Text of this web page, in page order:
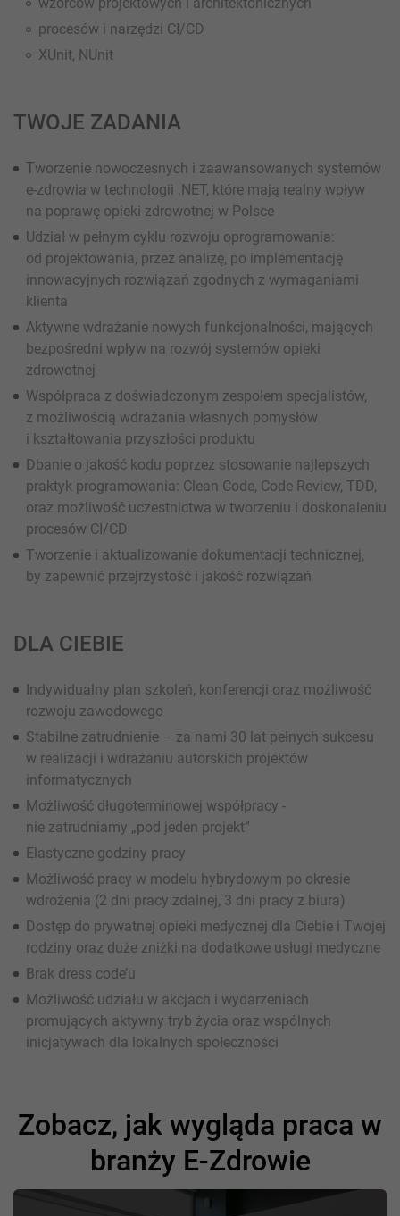
procesów i narzędzi CI/CD
XUnit, NUnit
TWOJE ZADANIA
Tworzenie nowoczesnych i zaawansowanych systemów
e-zdrowia w technologii .NET, które mają realny wpływ
na poprawę opieki zdrowotnej w Polsce
Udział w pełnym cyklu rozwoju oprogramowania:
od projektowania, przez analizę, po implementację
innowacyjnych rozwiązań zgodnych z wymaganiami
klienta
Aktywne wdrażanie nowych funkcjonalności, mających
bezpośredni wpływ na rozwój systemów opieki
zdrowotnej
Współpraca z doświadczonym zespołem specjalistów,
z możliwością wdrażania własnych pomysłów
i kształtowania przyszłości produktu
Dbanie o jakość kodu poprzez stosowanie najlepszych
praktyk programowania: Clean Code, Code Review, TDD,
oraz możliwość uczestnictwa w tworzeniu i doskonaleniu
procesów CI/CD
Tworzenie i aktualizowanie dokumentacji technicznej,
by zapewnić przejrzystość i jakość rozwiązań
DLA CIEBIE
Indywidualny plan szkoleń, konferencji oraz możliwość
rozwoju zawodowego
Stabilne zatrudnienie – za nami 30 lat pełnych sukcesu
w realizacji i wdrażaniu autorskich projektów
informatycznych
Możliwość długoterminowej współpracy -
nie zatrudniamy „pod jeden projekt”
Elastyczne godziny pracy
Możliwość pracy w modelu hybrydowym po okresie
wdrożenia (2 dni pracy zdalnej, 3 dni pracy z biura)
Dostęp do prywatnej opieki medycznej dla Ciebie i Twojej
rodziny oraz duże zniżki na dodatkowe usługi medyczne
Brak dress code’u
Możliwość udziału w akcjach i wydarzeniach
promujących aktywny tryb życia oraz wspólnych
inicjatywach dla lokalnych społeczności
Zobacz, jak wygląda praca w
branży E-Zdrowie